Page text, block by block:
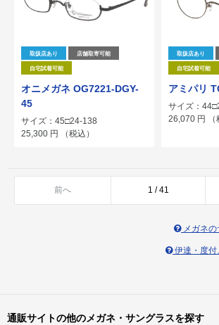
取扱店あり 店舗取寄可能
自宅試着可能
オニメガネ OG7221-DGY-
45
サイズ：45□24-138
25,300 円 （税込）
取扱店あり
自宅試着可能
アミパリ
サイズ：
26,070 円
前へ 1 / 41
メガネの
伊達・度付
通販サイトの他のメガネ・サングラスを探す